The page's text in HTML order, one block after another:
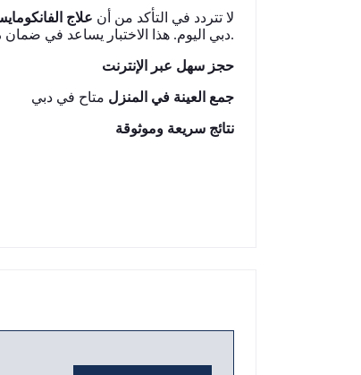
لا تتردد في التأكد من أن علاج
دبي اليوم. هذا الاختبار يساعد في ضمانلمكافحة العدوى بشكل فعال.
حجز سهل عبر الإنترنت
جمع العينة في المنزل متاح في دبي
نتائج سريعة وموثوقة